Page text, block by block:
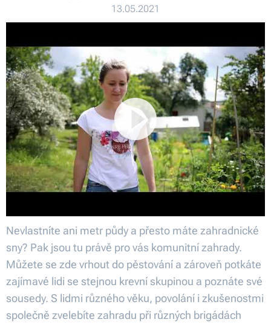
13.05.2021
Nevlastníte ani metr půdy a přesto máte zahradnické
sny? Pak jsou tu právě pro vás komunitní zahrady.
Můžete se zde vrhout do pěstování a zároveň potkáte
zajímavé lidi se stejnou krevní skupinou a poznáte své
sousedy. S lidmi různého věku, povolání i zkušenostmi
společně zvelebíte zahradu při různých brigádách